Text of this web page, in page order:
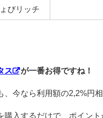
びリッチ
ス が一番お得ですね！
、今なら利用額の2,2%円
購入するだけで、ポイン